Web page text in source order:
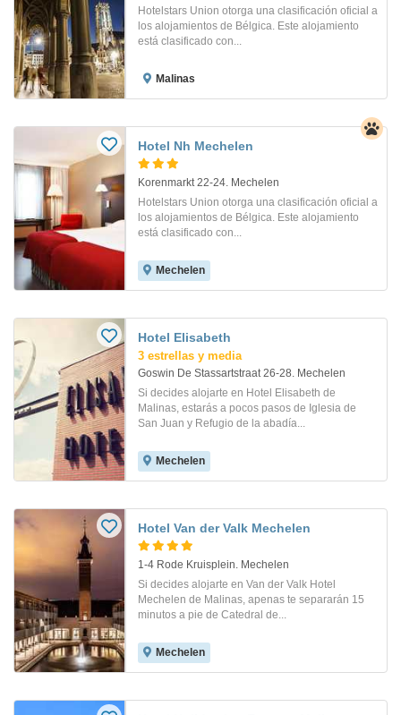
Hotelstars Union otorga una clasificación oficial a
los alojamientos de Bélgica. Este alojamiento
está clasificado con...
Malinas
Hotel Nh Mechelen
Korenmarkt 22-24. Mechelen
Hotelstars Union otorga una clasificación oficial a
los alojamientos de Bélgica. Este alojamiento
está clasificado con...
Mechelen
Hotel Elisabeth
3 estrellas y media
Goswin De Stassartstraat 26-28. Mechelen
Si decides alojarte en Hotel Elisabeth de
Malinas, estarás a pocos pasos de Iglesia de
San Juan y Refugio de la abadía...
Mechelen
Hotel Van der Valk Mechelen
1-4 Rode Kruisplein. Mechelen
Si decides alojarte en Van der Valk Hotel
Mechelen de Malinas, apenas te separarán 15
minutos a pie de Catedral de...
Mechelen